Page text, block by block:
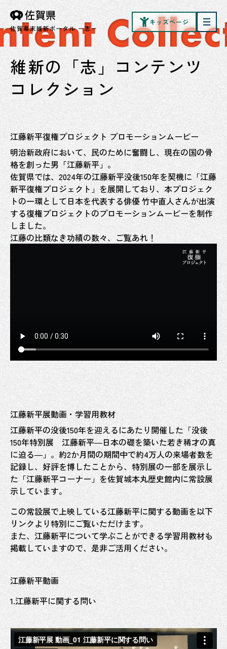
キッズページ
維新の「志」コンテンツ
コレクション
江藤新平復権プロジェクト プロモーションムービー
明治新政府において、民のために奮闘し、現在の国の骨
格を創った男「江藤新平」。
佐賀県では、2024年の江藤新平没後150年を契機に「江藤
新平復権プロジェクト」を展開しており、本プロジェク
トの一環として日本を代表する俳優 竹中直人さんが出演
する復権プロジェクトのプロモーションムービーを制作
しました。
江藤の比類なき功績の数々、ご覧あれ！
江藤新平展動画・学習用教材
江藤新平の没後150年を迎えるにあたり開催した「没後
150年特別展 江藤新平―日本の礎を築いた若き稀才の真
に迫る―」。約2か月間の期間中で約4万人の来場者数を
記録し、好評を博したことから、特別展の一部を展示し
た「江藤新平コーナー」を佐賀城本丸歴史館内に常設展
示しています。
この常設展で上映している江藤新平に関する動画を以下
リンクより特別にご覧いただけます。
また、江藤新平について学ぶことができる学習用教材も
掲載していますので、是非ご活用ください。
江藤新平動画
1.江藤新平に関する問い